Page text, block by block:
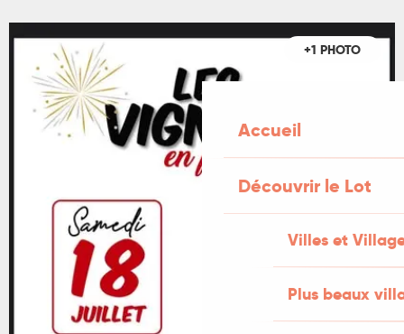
Accueil
Découvrir le Lot
Villes et
Plus beaux
+1 PHOTO